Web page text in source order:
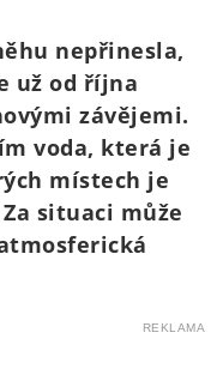
nepřinesla,
už od října
závějemi.
voda, která je
místech je
situaci může
REKLAMA